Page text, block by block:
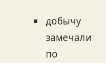
добычу
замечали
по